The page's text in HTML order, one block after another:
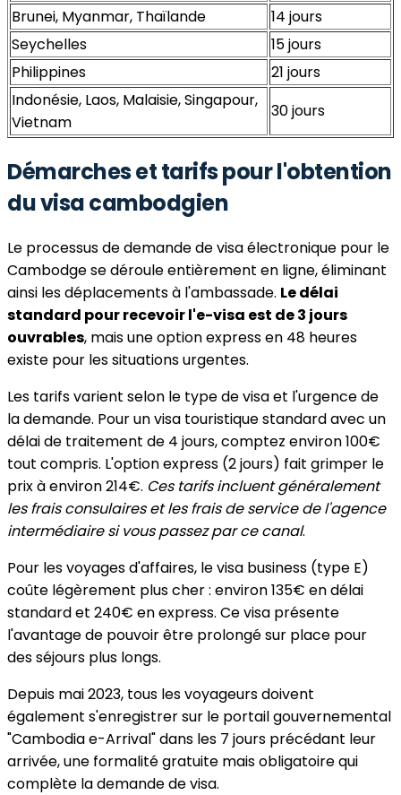
Brunei, Myanmar, Thaïlande
14 jours
Seychelles
15 jours
Philippines
21 jours
Indonésie, Laos, Malaisie, Singapour,
Vietnam
30 jours
Démarches et tarifs pour l'obtention
du visa cambodgien
Le processus de demande de visa électronique pour le
Cambodge se déroule entièrement en ligne, éliminant
ainsi les déplacements à l'ambassade. Le délai
standard pour recevoir l'e-visa est de 3 jours
ouvrables, mais une option express en 48 heures
existe pour les situations urgentes.
Les tarifs varient selon le type de visa et l'urgence de
la demande. Pour un visa touristique standard avec un
délai de traitement de 4 jours, comptez environ 100€
tout compris. L'option express (2 jours) fait grimper le
prix à environ 214€. Ces tarifs incluent généralement
les frais consulaires et les frais de service de l'agence
intermédiaire si vous passez par ce canal.
Pour les voyages d'affaires, le visa business (type E)
coûte légèrement plus cher : environ 135€ en délai
standard et 240€ en express. Ce visa présente
l'avantage de pouvoir être prolongé sur place pour
des séjours plus longs.
Depuis mai 2023, tous les voyageurs doivent
également s'enregistrer sur le portail gouvernemental
"Cambodia e-Arrival" dans les 7 jours précédant leur
arrivée, une formalité gratuite mais obligatoire qui
complète la demande de visa.